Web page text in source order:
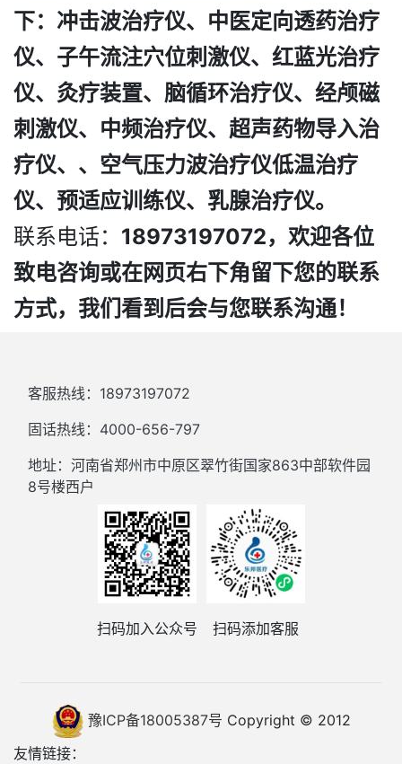
下：冲击波治疗仪、中医定向透药治疗
仪、子午流注穴位刺激仪、红蓝光治疗
仪、灸疗装置、脑循环治疗仪、经颅磁
刺激仪、中频治疗仪、超声药物导入治
疗仪、 、空气压力波治疗仪低温治疗
仪、预适应训练仪、乳腺治疗仪。
联系电话： 18973197072，欢迎各位
致电咨询或在网页右下角留下您的联系
方式，我们看到后会与您联系沟通！
客服热线：18973197072
固话热线：4000-656-797
地址：河南省郑州市中原区翠竹街国家863中部软件园
8号楼西户
扫码加入公众号 扫码添加客服
豫ICP备18005387号 Copyright © 2012
友情链接：